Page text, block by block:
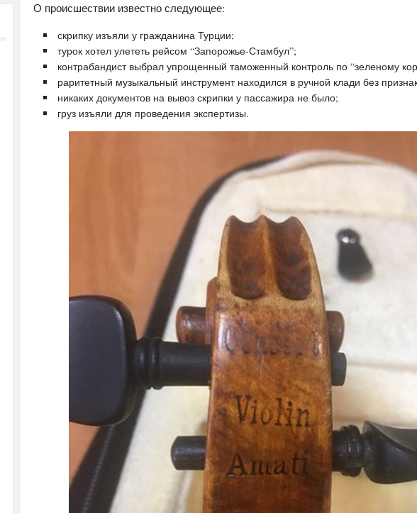
О происшествии известно следующее:
скрипку изъяли у гражданина Турции;
турок хотел улететь рейсом “Запорожье-Стамбул”;
контрабандист выбрал упрощенный таможенный контроль по “зеленому
раритетный музыкальный инструмент находился в ручной клади без
никаких документов на вывоз скрипки у пассажира не было;
груз изъяли для проведения экспертизы.